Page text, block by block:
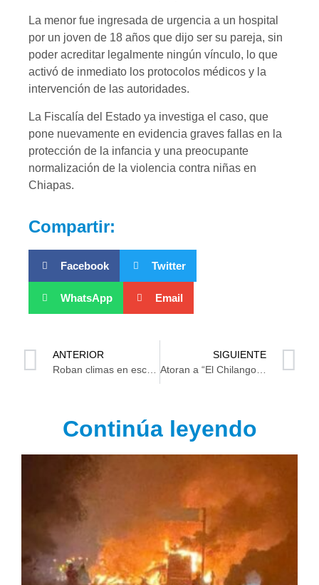
La menor fue ingresada de urgencia a un hospital
por un joven de 18 años que dijo ser su pareja, sin
poder acreditar legalmente ningún vínculo, lo que
activó de inmediato los protocolos médicos y la
intervención de las autoridades.
La Fiscalía del Estado ya investiga el caso, que
pone nuevamente en evidencia graves fallas en la
protección de la infancia y una preocupante
normalización de la violencia contra niñas en
Chiapas.
Compartir:
Facebook Twitter
WhatsApp Email
ANTERIOR
SIGUIENTE
Atoran a “El Chilango” en La Cruz del Bajío
Continúa leyendo